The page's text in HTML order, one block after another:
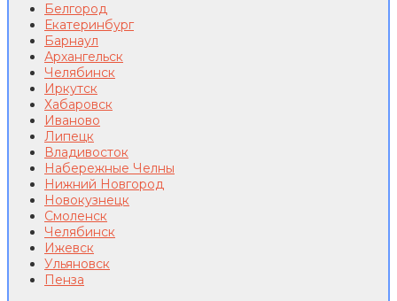
Белгород
Екатеринбург
Барнаул
Архангельск
Челябинск
Иркутск
Хабаровск
Иваново
Липецк
Владивосток
Набережные Челны
Нижний Новгород
Новокузнецк
Смоленск
Челябинск
Ижевск
Ульяновск
Пенза